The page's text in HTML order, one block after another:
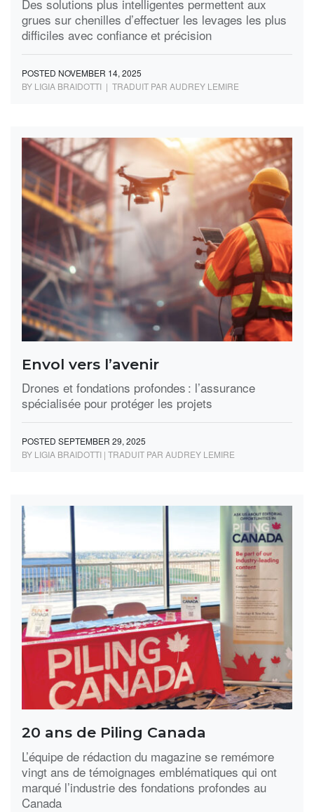
Des solutions plus intelligentes permettent aux
grues sur chenilles d’effectuer les levages les plus
difficiles avec confiance et précision
POSTED NOVEMBER 14, 2025
BY LIGIA BRAIDOTTI | TRADUIT PAR AUDREY LEMIRE
Envol vers l’avenir
Drones et fondations profondes : l’assurance
spécialisée pour protéger les projets
POSTED SEPTEMBER 29, 2025
BY LIGIA BRAIDOTTI | TRADUIT PAR AUDREY LEMIRE
20 ans de Piling Canada
L’équipe de rédaction du magazine se remémore
vingt ans de témoignages emblématiques qui ont
marqué l’industrie des fondations profondes au
Canada